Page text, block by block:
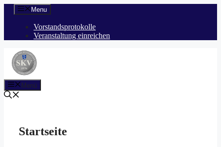
Zum
Inhalt
springen
Menu
Vorstandsprotokolle
Veranstaltung einreichen
Menü
Startseite